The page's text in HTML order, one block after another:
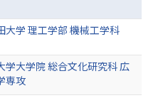
大学 理工学部 機械工学科
学大学院 総合文化研究科 広
専攻